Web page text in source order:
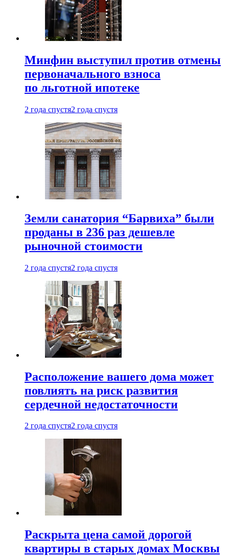
Минфин выступил против отмены
первоначального взноса
по льготной ипотеке
2 года спустя2 года спустя
Земли санатория “Барвиха” были
проданы в 236 раз дешевле
рыночной стоимости
2 года спустя2 года спустя
Расположение вашего дома может
повлиять на риск развития
сердечной недостаточности
2 года спустя2 года спустя
Раскрыта цена самой дорогой
квартиры в старых домах Москвы